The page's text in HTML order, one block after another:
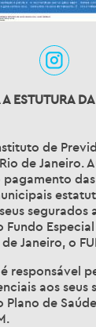
ESTUTURA
de
de Janeiro.
pagamento
segurados
Fundo
Janeiro, o
responsável
aos seus
Plano de